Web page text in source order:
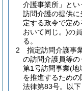
介護事業所」とい
訪問介護の提供
定する政令で定
おいて同じ。)の
る。
2
指定訪問介護事
の訪問介護員等
第1号訪問事業(地
を推進するため
法律第83号。以